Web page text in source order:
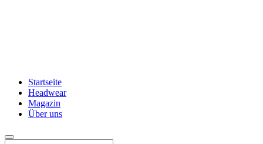
Startseite
Headwear
Magazin
Über uns